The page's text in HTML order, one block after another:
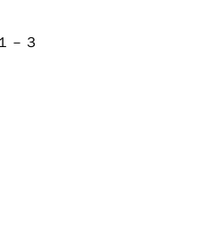
－３